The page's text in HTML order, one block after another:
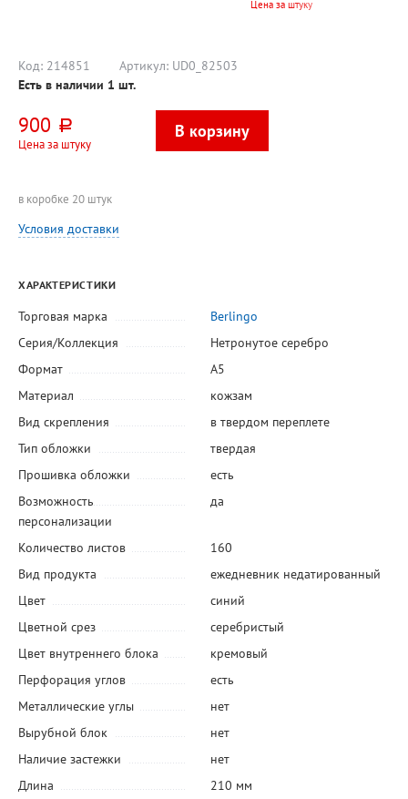
(Standard)",
Цена за штуку
Код: 214851 Артикул: UD0_82503
Есть в наличии 1 шт.
900 руб.
Цена за штуку
в коробке 20 штук
Условия доставки
ХАРАКТЕРИСТИКИ
Торговая марка
Berlingo
Серия/Коллекция
Нетронутое серебро
Формат
А5
Материал
кожзам
Вид скрепления
в твердом переплете
Тип обложки
твердая
Прошивка обложки
есть
Возможность
персонализации
да
Количество листов
160
Вид продукта
ежедневник недатированный
Цвет
синий
Цветной срез
серебристый
Цвет внутреннего блока
кремовый
Перфорация углов
есть
Металлические углы
нет
Вырубной блок
нет
Наличие застежки
нет
Длина
210 мм